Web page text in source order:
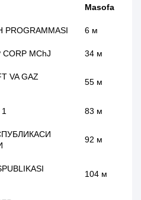
Masofa
PROGRAMMASI 6 м
CORP MChJ 34 м
VA GAZ
55 м
83 м
92 м
104 м